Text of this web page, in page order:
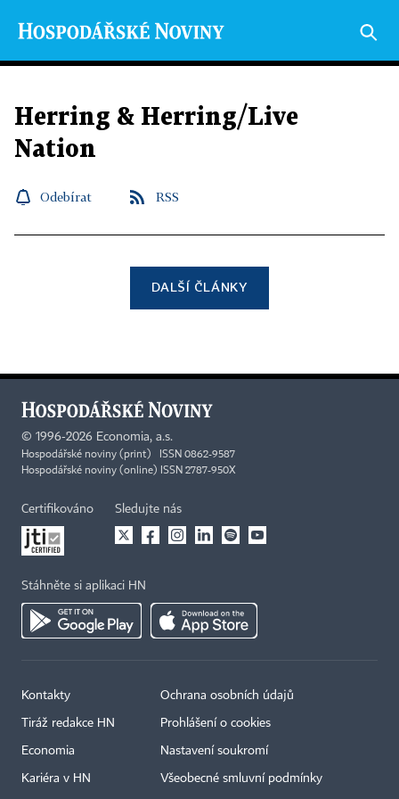
Herring & Herring/Live
Nation
Odebírat RSS
DALŠÍ ČLÁNKY
© 1996-2026 Economia, a.s.
Hospodářské noviny (print) ISSN 0862-9587
Hospodářské noviny (online) ISSN 2787-950X
Certifikováno Sledujte nás
Stáhněte si aplikaci HN
Kontakty
Tiráž redakce HN
Economia
Kariéra v HN
Ochrana osobních údajů
Prohlášení o cookies
Nastavení soukromí
Všeobecné smluvní podmínky